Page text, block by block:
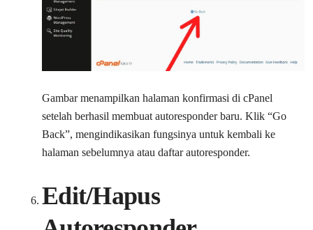
Gambar menampilkan halaman konfirmasi di cPanel
setelah berhasil membuat autoresponder baru. Klik “Go
Back”, mengindikasikan fungsinya untuk kembali ke
halaman sebelumnya atau daftar autoresponder.
Edit/Hapus